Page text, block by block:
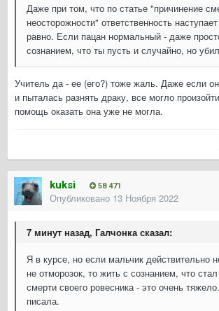
Даже при том, что по статье "причинение
неосторожности" ответственность
равно. Если пацан нормальный - даже
сознанием, что ты пусть и случайно, но
Учитель да - ее (его?) тоже жаль. Даже если
и пыталась разнять драку, все могло
помощь оказать она уже не могла.
kuksi 58 471
Опубликовано 13 Ноября 2022
7 минут назад, Галчонка сказал:
Я в курсе, но если мальчик действительно
не отморозок, то жить с сознанием, что
смерти своего ровесника - это очень
писала.